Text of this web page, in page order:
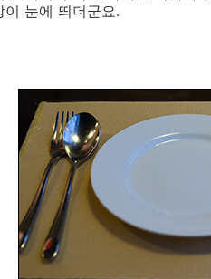
이 눈에 띄더군요.